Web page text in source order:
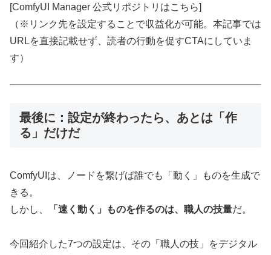
[ComfyUI Manager 公式リポジトリはこちら]
（※リンク先を設定することで収益化が可能。本記事では
URLを直接記載せず、読者の行動を促すCTAにしていま
す）
最後に：設定が終わったら、あとは「作
る」だけだ
ComfyUIは、ノードを繋げば誰でも「動く」ものを生成で
きる。
しかし、
「速く動く」ものを作るのは、職人の技量だ。
今回紹介した7つの設定は、その「職人の技」をデジタル